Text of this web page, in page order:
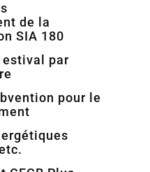
de la
SIA 180
estival par
pour le